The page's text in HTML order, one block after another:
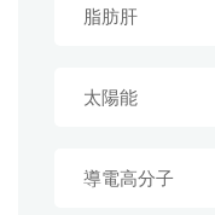
脂肪肝
太陽能
導電高分子